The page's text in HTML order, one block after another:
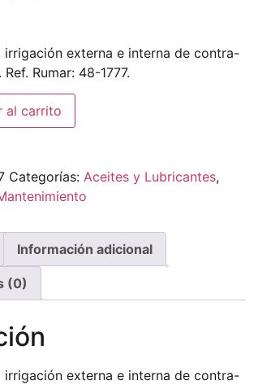
irrigación externa e interna de contra-
Rumar: 48-1777.
al carrito
Categorías: Aceites y Lubricantes,
Información adicional
(0)
irrigación externa e interna de contra-